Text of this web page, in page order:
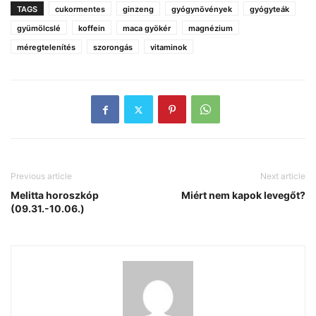
TAGS cukormentes ginzeng gyógynövények
gyógyteák
gyümölcslé
koffein maca gyökér
magnézium
méregtelenítés
szorongás vitaminok
Previous article
Melitta horoszkóp
(09.31.-10.06.)
Next article
Miért nem kapok levegőt?